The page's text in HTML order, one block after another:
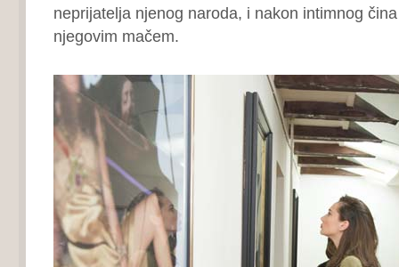
neprijatelja njenog naroda, i nakon intimnog
njegovim mačem.